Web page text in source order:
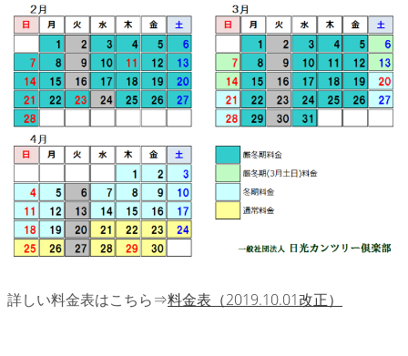
詳しい料金表はこちら⇒料金表（2019.10.01改正）